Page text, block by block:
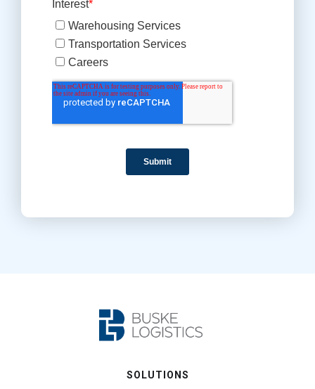
SOLUTIONS